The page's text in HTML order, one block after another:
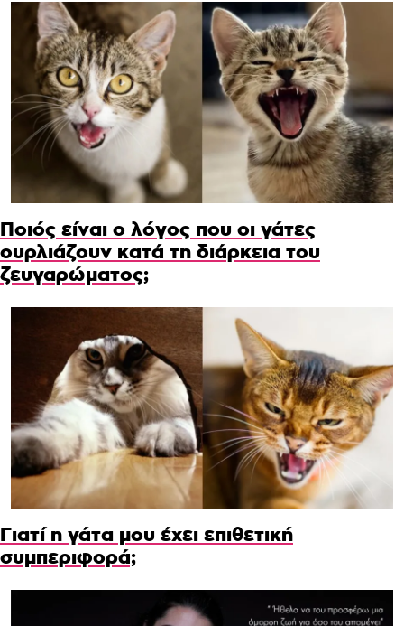
Ποιός είναι ο λόγος που οι γάτες
ουρλιάζουν κατά τη διάρκεια του
ζευγαρώματος;
Γιατί η γάτα μου έχει επιθετική
συμπεριφορά;